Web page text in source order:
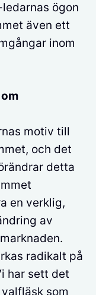
ögon
även ett
inom
motiv till
och det
detta
en verklig,
av
radikalt på
har sett det
som